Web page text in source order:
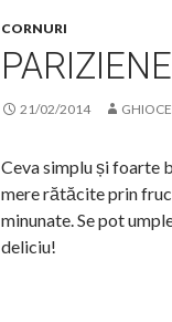
CORNURI
21/02/2014
Ceva simplu și foarte
mere rătăcite prin
minunate. Se pot
deliciu!